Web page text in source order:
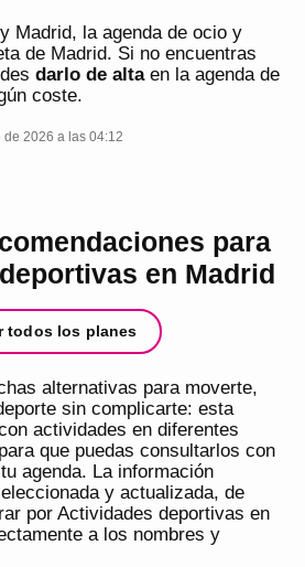
Madrid, la agenda de ocio y
de Madrid. Si no encuentras
darlo de altaen la agenda de
coste.
2026 a las 04:12
para
en Madrid
todos los planes
alternativas para moverte,
sin complicarte: esta
actividades en diferentes
que puedas consultarlos con
agenda. La información
y actualizada, de
por Actividades deportivas en
a los nombres y